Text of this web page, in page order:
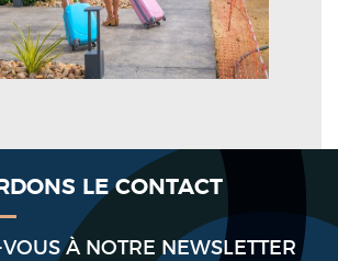
LE CONTACT
À NOTRE NEWSLETTER